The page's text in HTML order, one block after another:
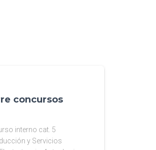
concursos
interno cat. 5
y Servicios